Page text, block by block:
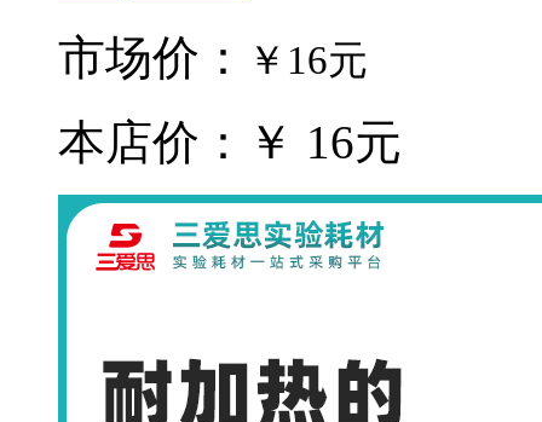
市场价：
￥16元
本店价：￥ 16元